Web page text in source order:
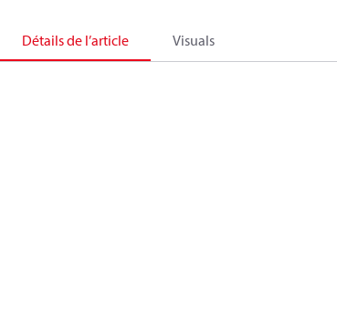
Détails de l’article Visuals